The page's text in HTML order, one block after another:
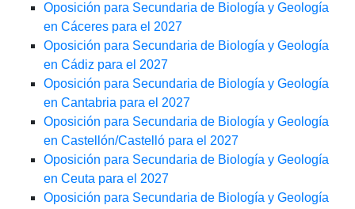
Oposición para Secundaria de Biología y Geología
en Cáceres para el 2027
Oposición para Secundaria de Biología y Geología
en Cádiz para el 2027
Oposición para Secundaria de Biología y Geología
en Cantabria para el 2027
Oposición para Secundaria de Biología y Geología
en Castellón/Castelló para el 2027
Oposición para Secundaria de Biología y Geología
en Ceuta para el 2027
Oposición para Secundaria de Biología y Geología